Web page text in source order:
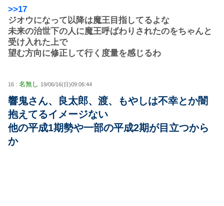
>>17
ジオウになって以降は魔王目指してるよな
未来の治世下の人に魔王呼ばわりされたのをちゃんと
受け入れた上で
望む方向に修正して行く度量を感じるわ
16 : 名無し 19/06/16(日)09:06:44
響鬼さん、良太郎、渡、もやしは不幸とか闇
抱えてるイメージない
他の平成1期勢や一部の平成2期が目立つから
か